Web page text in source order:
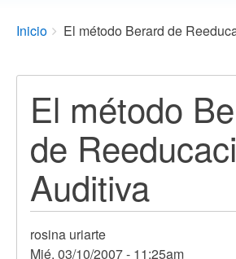
Breadcrumbs
You
Inicio El método Berard de
El método
de
Auditiva
rosina uriarte
Mié, 03/10/2007 - 11:25am